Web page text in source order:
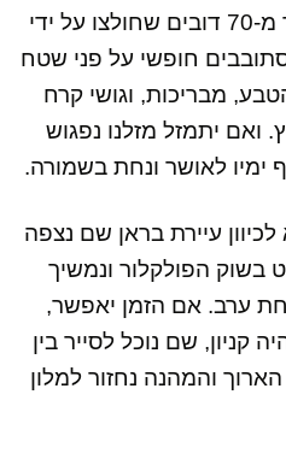
השמורה מהווה בית ליותר מ-70 דובים שחולצו על ידי
חופשי על פני שטח
מבריכות, וגושי קרח
ואם יתמזל מזלנו נפגוש
לאושר ונחת בשמורה.
עיירת בראן שם נצפה
בשוק הפולקלור ונמשיך
ערב. אם הזמן יאפשר,
קניון, שם נוכל לסייר בין
והמהנה נחזור למלון